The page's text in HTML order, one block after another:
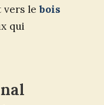
vers lebois
qui